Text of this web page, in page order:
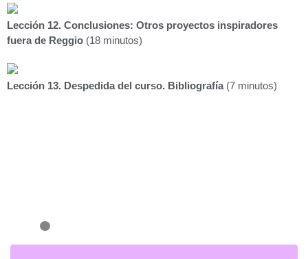
Lección 12. Conclusiones: Otros proyectos inspiradores
fuera de Reggio (18 minutos)
Lección 13. Despedida del curso. Bibliografía(7 minutos)